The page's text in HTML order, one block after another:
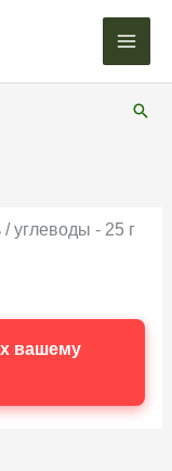
углеводы - 25 г
вашему